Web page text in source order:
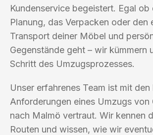
Kundenservice begeistert. Egal ob
Planung, das Verpacken oder den
Transport deiner Möbel und
Gegenstände geht – wir kümmern
Schritt des Umzugsprozesses.
Unser erfahrenes Team ist mit
Anforderungen eines Umzugs von
nach Malmö vertraut. Wir kennen
Routen und wissen, wie wir